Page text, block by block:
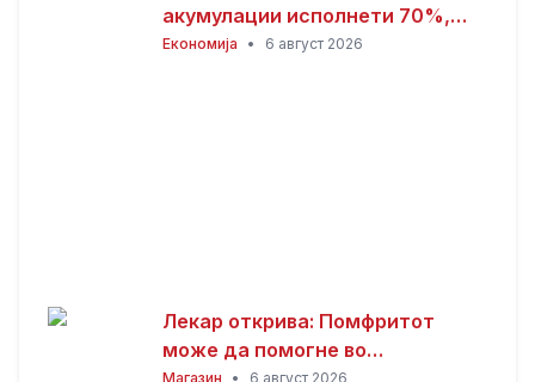
акумулации исполнети 70%,
обезбедена стабилност на
Економија • 6 август 2026
Лекар открива: Помфритот
може да помогне во
Магазин • 6 август 2026